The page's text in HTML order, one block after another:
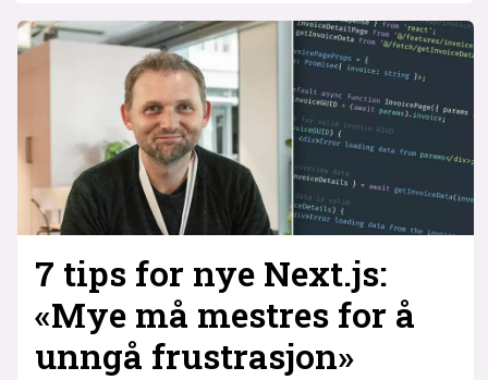
7 tips for nye Next.js:
«Mye må mestres for å
unngå frustrasjon»